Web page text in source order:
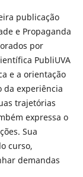
publicação
e Propaganda
por
PubliUVA
e a orientação
da experiência
trajetórias
expressa o
Sua
curso,
demandas